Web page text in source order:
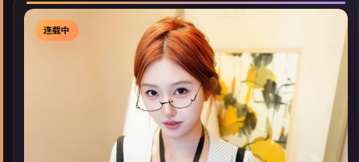
▶
连载中